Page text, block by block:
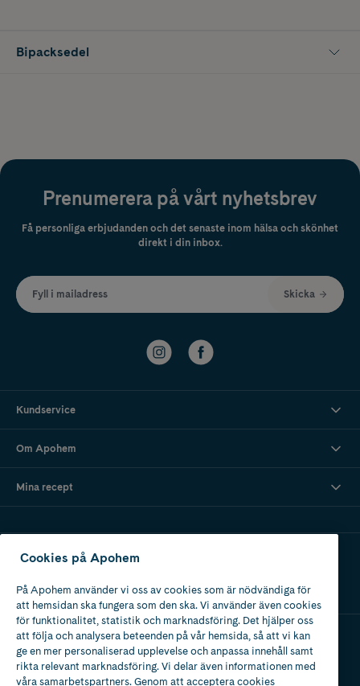
Bipacksedel
Prenumerera på vårt nyhetsbrev
Få personliga erbjudanden och det senaste inom hälsa och skönhet
direkt i din inbox.
Fyll i mailadress Skicka
Kundservice
Om Apohem
Mina recept
Ladda ner vår app
Apotek med tillstånd
av Läkemedelsverket
Cookies på Apohem
På Apohem använder vi oss av cookies som är nödvändiga för
att hemsidan ska fungera som den ska. Vi använder även cookies
för funktionalitet, statistik och marknadsföring. Det hjälper oss
att följa och analysera beteenden på vår hemsida, så att vi kan
ge en mer personaliserad upplevelse och anpassa innehåll samt
rikta relevant marknadsföring. Vi delar även informationen med
våra samarbetspartners. Genom att acceptera cookies